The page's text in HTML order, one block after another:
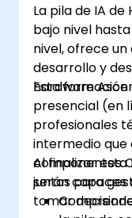
La pila de IA de
bajo nivel
nivel, ofrece
desarrollo y
hardware
Esta
presencial (en
profesionales
intermedio
componentes
juntos para
tomar
Al finalizar
serán capaces